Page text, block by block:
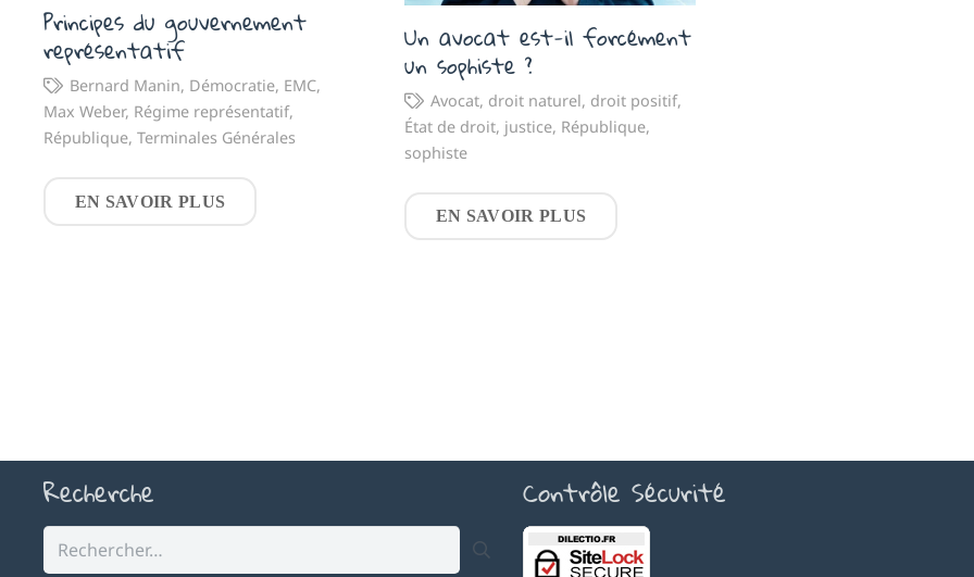
Principes du gouvernement
représentatif
Bernard Manin, Démocratie, EMC,
Max Weber, Régime représentatif,
République, Terminales Générales
EN SAVOIR PLUS
Un avocat est-il forcément
un sophiste ?
Avocat, droit naturel, droit positif,
État de droit, justice, République,
sophiste
EN SAVOIR PLUS
Recherche
Rechercher :
Contrôle Sécurité